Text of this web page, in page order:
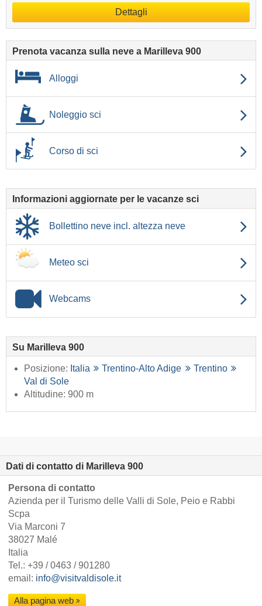
Dettagli
Prenota vacanza sulla neve a Marilleva 900
Alloggi
Noleggio sci
Corso di sci
Informazioni aggiornate per le vacanze sci
Bollettino neve incl. altezza neve
Meteo sci
Webcams
Su Marilleva 900
Posizione: Italia Trentino-Alto Adige
Trentino
Val di Sole
Altitudine: 900 m
Dati di contatto di Marilleva 900
Persona di contatto
Azienda per il Turismo delle Valli di Sole, Peio e Rabbi
Scpa
Via Marconi 7
38027 Malé
Italia
Tel.: +39 / 0463 / 901280
email: info@visitvaldisole.it
Alla pagina web